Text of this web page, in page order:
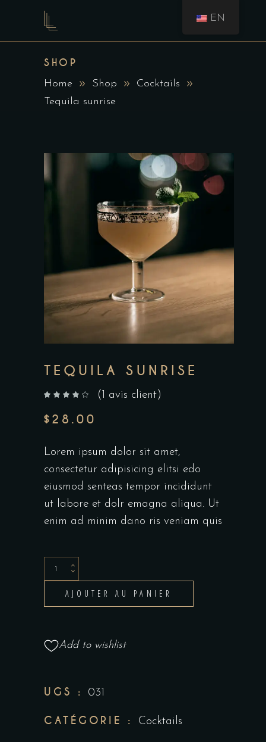
SHOP
Home Shop
Cocktails
Tequila sunrise
TEQUILA SUNRISE
( 1 avis client)
$ 28.00
Lorem ipsum dolor sit amet,
consectetur adipisicing elitsi edo
eiusmod senteas tempor incididunt
ut labore et dolr emagna aliqua. Ut
enim ad minim dano ris veniam quis
AJOUTER AU PANIER
Add to wishlist
UGS : 031
CATÉGORIE : Cocktails
EN